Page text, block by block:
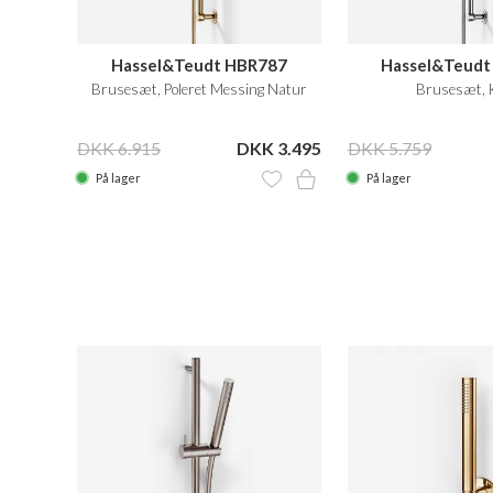
Hassel&Teudt HBR787
Brusesæt, Poleret Messing Natur
DKK 6.915 DKK 3.495
På lager
Hassel&Teudt
Brusesæt,
DKK 5.759
På lager